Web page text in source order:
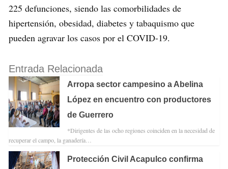
225 defunciones, siendo las comorbilidades de
hipertensión, obesidad, diabetes y tabaquismo que
pueden agravar los casos por el COVID-19.
Entrada Relacionada
Arropa sector campesino a Abelina
López en encuentro con productores
de Guerrero
*Dirigentes de las ocho regiones coinciden en la necesidad de
recuperar el campo, la ganadería…
Protección Civil Acapulco confirma